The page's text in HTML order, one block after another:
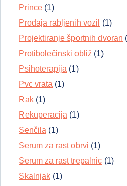
Prince (1)
Prodaja rabljenih vozil (1)
Projektiranje športnih dvoran
Protibolečinski obliž (1)
Psihoterapija (1)
Pvc vrata (1)
Rak (1)
Rekuperacija (1)
Senčila (1)
Serum za rast obrvi (1)
Serum za rast trepalnic (1)
Skalnjak (1)